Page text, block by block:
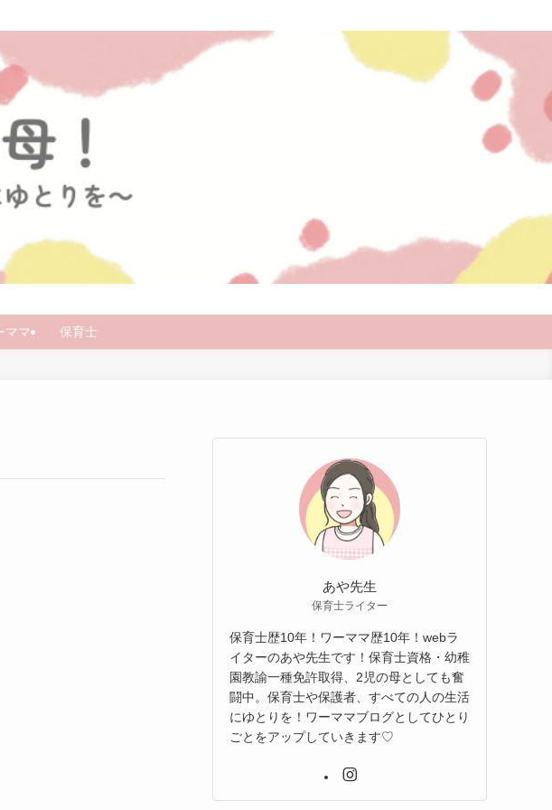
ママ 保育士
あや先生
保育士ライター
保育士歴10年！ワーママ歴10年！webラ
イターのあや先生です！保育士資格・幼稚
園教諭一種免許取得、2児の母としても奮
闘中。保育士や保護者、すべての人の生活
にゆとりを！ワーママブログとしてひとり
ごとをアップしていきます♡